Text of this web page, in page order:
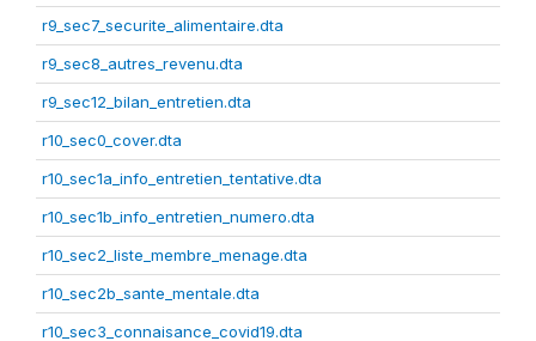
r9_sec7_securite_alimentaire.dta
r9_sec8_autres_revenu.dta
r9_sec12_bilan_entretien.dta
r10_sec0_cover.dta
r10_sec1a_info_entretien_tentative.dta
r10_sec1b_info_entretien_numero.dta
r10_sec2_liste_membre_menage.dta
r10_sec2b_sante_mentale.dta
r10_sec3_connaisance_covid19.dta